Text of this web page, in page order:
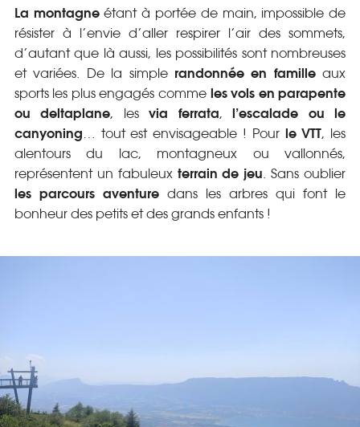
La montagneétant à portée de main, impossible de
résister à l’envie d’aller respirer l’air des sommets,
d’autant que là aussi, les possibilités sont nombreuses
et variées. De la simple randonnée en familleaux
sports les plus engagés comme les vols en parapente
ou deltaplane, lesvia ferrata,l’escalade ou le
canyoning … tout est envisageable ! Pour le VTT, les
alentours du lac, montagneux ou vallonnés,
représentent un fabuleux terrain de jeu . Sans oublier
les parcours aventuredans les arbres qui font le
bonheur des petits et des grands enfants !